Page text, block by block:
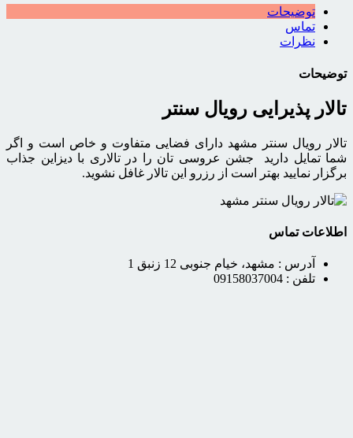
توضیحات
تماس
نظرات
توضیحات
تالار پذیرایی رویال سنتر
تالار رویال سنتر مشهد دارای فضایی متفاوت و خاص است و اگر
شما تمایل دارید جشن عروسی تان را در تالاری با دیزاین جذاب
برگزار نمایید بهتر است از رزرو این تالار غافل نشوید.
اطلاعات تماس
آدرس : مشهد، خیام‌ جنوبی 12 زنبق 1
تلفن : 09158037004